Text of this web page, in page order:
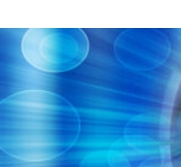
to
contentvinivida.lk